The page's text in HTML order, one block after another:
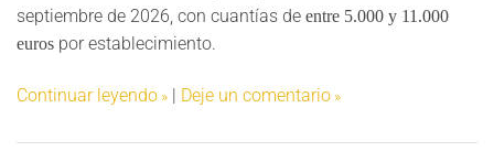
septiembre de 2026, con cuantías de entre 5.000 y 11.000
euros por establecimiento.
Continuar leyendo | Deje un comentario